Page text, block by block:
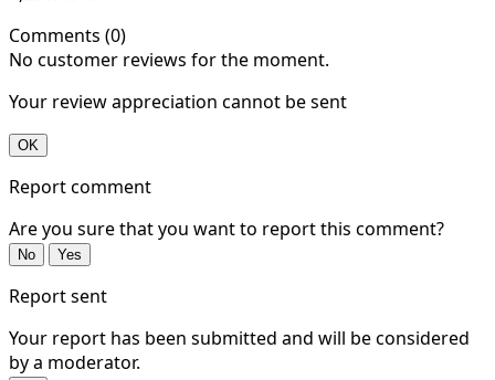
Comments (0)
No customer reviews for the moment.
Your review appreciation cannot be sent
OK
Report comment
Are you sure that you want to report this comment?
No Yes
Report sent
Your report has been submitted and will be considered
by a moderator.